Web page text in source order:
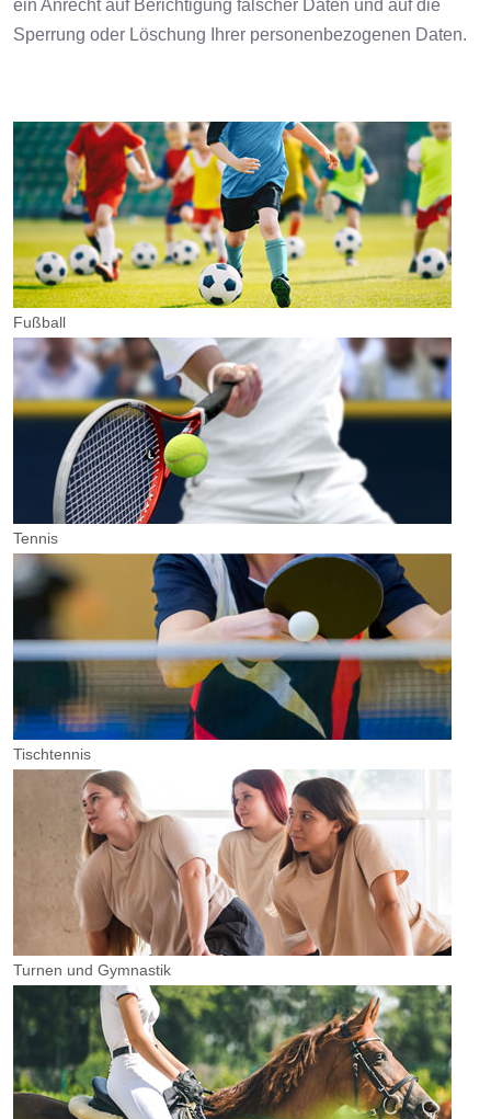
ein Anrecht auf Berichtigung falscher Daten und auf die
Sperrung oder Löschung Ihrer personenbezogenen Daten.
Fußball
Tennis
Tischtennis
Turnen und Gymnastik